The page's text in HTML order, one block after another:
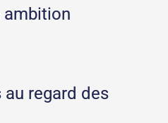
ambition
regard des